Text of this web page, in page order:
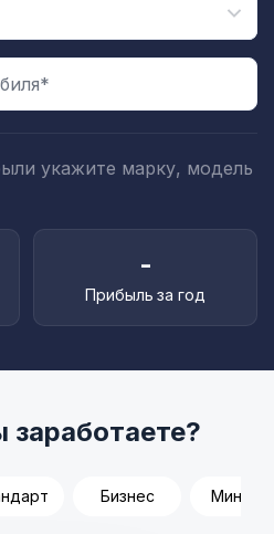
укажите марку, модель
-
Прибыль за год
заработаете?
Бизнес